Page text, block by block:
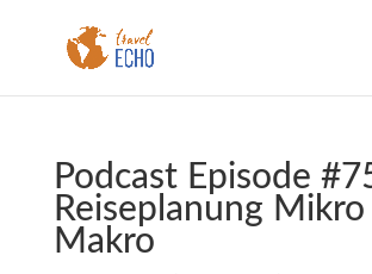
Podcast Episode
Reiseplanung Mikro
Makro